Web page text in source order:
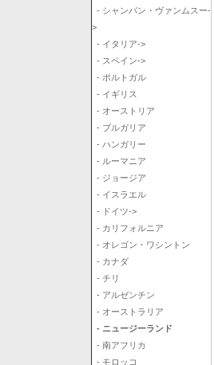
- シャンパン・ヴァンムスー-
>
- イタリア->
- スペイン->
- ポルトガル
- イギリス
- オーストリア
- ブルガリア
- ハンガリー
- ルーマニア
- ジョージア
- イスラエル
- ドイツ->
- カリフォルニア
- オレゴン・ワシントン
- カナダ
- チリ
- アルゼンチン
- オーストラリア
- ニュージーランド
- 南アフリカ
- モロッコ